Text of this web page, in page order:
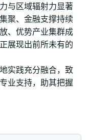
与区域辐射力显著
聚、金融支撑持续
、优势产业集群成
展现出前所未有的
实践充分融合，致
业支持，助其把握